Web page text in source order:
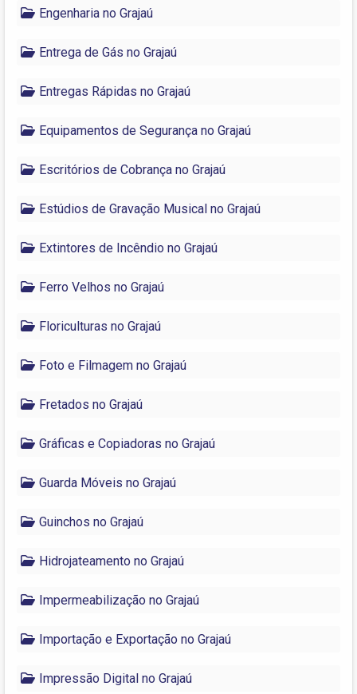
Engenharia no Grajaú
Entrega de Gás no Grajaú
Entregas Rápidas no Grajaú
Equipamentos de Segurança no Grajaú
Escritórios de Cobrança no Grajaú
Estúdios de Gravação Musical no Grajaú
Extintores de Incêndio no Grajaú
Ferro Velhos no Grajaú
Floriculturas no Grajaú
Foto e Filmagem no Grajaú
Fretados no Grajaú
Gráficas e Copiadoras no Grajaú
Guarda Móveis no Grajaú
Guinchos no Grajaú
Hidrojateamento no Grajaú
Impermeabilização no Grajaú
Importação e Exportação no Grajaú
Impressão Digital no Grajaú